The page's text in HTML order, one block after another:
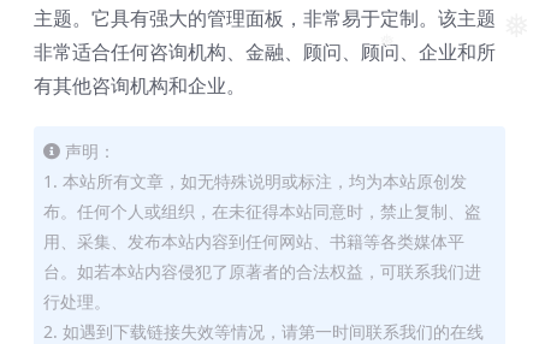
❅ ❅
主题。它具有强大的管理面板，非常易于定制。该主题
非常适合任何咨询机构、金融、顾问、顾问、企业和所
有其他咨询机构和企业。
声明：
1. 本站所有文章，如无特殊说明或标注，均为本站原创发
布。任何个人或组织，在未征得本站同意时，禁止复制、盗
用、采集、发布本站内容到任何网站、书籍等各类媒体平
台。如若本站内容侵犯了原著者的合法权益，可联系我们进
行处理。
2. 如遇到下载链接失效等情况，请第一时间联系我们的在线